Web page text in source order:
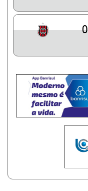
0